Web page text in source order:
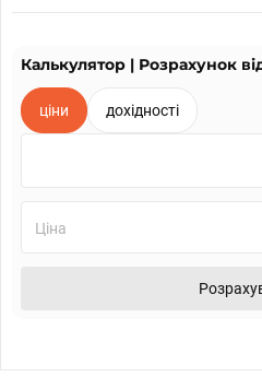
Калькулятор | Розрахунок
ціни дохідності
Ціна